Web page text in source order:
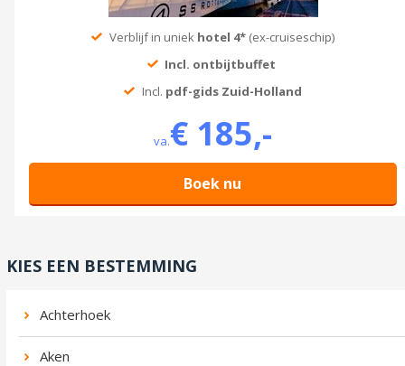
Verblijf in uniek hotel 4* (ex-cruiseschip)
Incl. ontbijtbuffet
Incl. pdf-gids Zuid-Holland
va.€ 185,-
Boek nu
KIES EEN BESTEMMING
Achterhoek
Aken